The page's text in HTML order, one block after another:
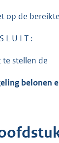
op de
L U I T :
te stellen de
belonen